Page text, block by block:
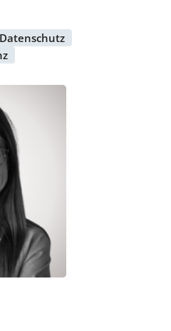
Datenschutz